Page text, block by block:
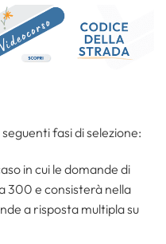
fasi di selezione:
in cui le domande di
300 e consisterà nella
a risposta multipla su